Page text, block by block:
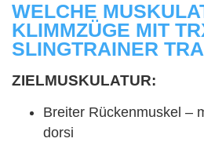
WELCHE
KLIMMZÜGE MIT
SLINGTRAINER
ZIELMUSKULATUR:
Breiter Rückenmuskel –
dorsi